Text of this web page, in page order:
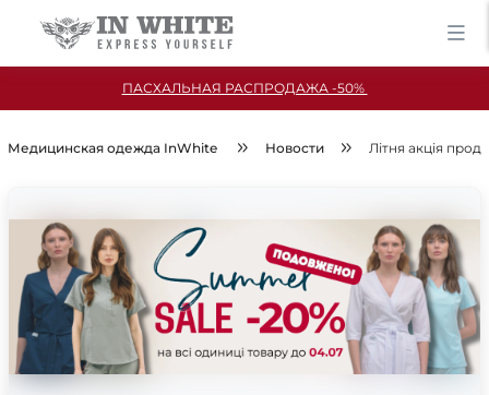
ПАСХАЛЬНАЯ РАСПРОДАЖА -50%
Медицинская одежда InWhite Новости Літня акція